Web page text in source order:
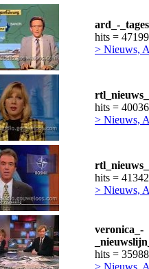
ard_-
hits = 47199
> Nieuws,
hits = 40036
> Nieuws,
hits = 41342
> Nieuws,
veronica_-
hits = 35988